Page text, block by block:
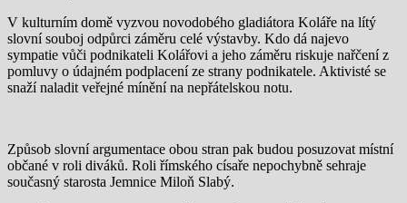
V kulturním domě vyzvou novodobého gladiátora Koláře na lítý
slovní souboj odpůrci záměru celé výstavby. Kdo dá najevo
sympatie vůči podnikateli Kolářovi a jeho záměru riskuje nařčení z
pomluvy o údajném podplacení ze strany podnikatele. Aktivisté se
snaží naladit veřejné mínění na nepřátelskou notu.
Způsob slovní argumentace obou stran pak budou posuzovat místní
občané v roli diváků. Roli římského císaře nepochybně sehraje
současný starosta Jemnice Miloň Slabý.